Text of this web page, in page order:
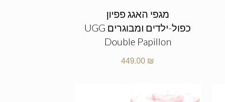
מגפי האגג פפיון
כפול-ילדים ומבוגרים UGG
Double Papillon
449.00 ₪